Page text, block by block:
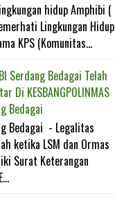
hidup Amphibi (
Lingkungan Hidup
KPS (Komunitas...
Serdang Bedagai Telah
Di KESBANGP0LINMAS
Bedagai
Bedagai - Legalitas
ketika LSM dan Ormas
Surat Keterangan